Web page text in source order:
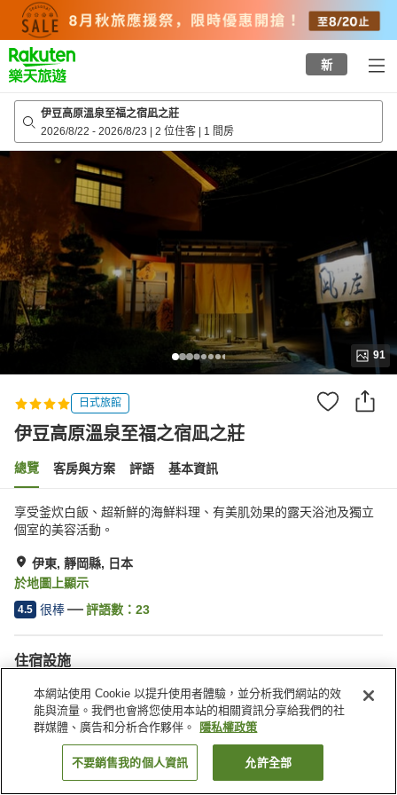
top
page
新
伊豆高原溫泉至福之宿凪之莊
2026/8/22 - 2026/8/23 | 2 位住客 | 1 間房
91
日式旅館
伊豆高原溫泉至福之宿凪之莊
總覽 客房與方案 評語 基本資訊
享受釜炊白飯、超新鮮的海鮮料理、有美肌効果的露天浴池及獨立
個室的美容活動。
伊東, 靜岡縣, 日本
於地圖上顯示
4.5 很棒 評語數： 23
住宿設施
無線網路
館內有溫泉
私人餐廳
指定吸菸區
找客房
本網站使用 Cookie 以提升使用者體驗，並分析我們網站的效
能與流量。我們也會將您使用本站的相關資訊分享給我們的社
群媒體、廣告和分析合作夥伴。
隱私權政策
不要銷售我的個人資訊 允許全部